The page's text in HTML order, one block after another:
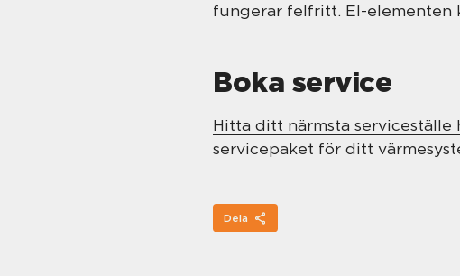
fungerar felfritt. El-elementen
Boka service
Hitta ditt närmsta serviceställe
servicepaket för ditt
Dela